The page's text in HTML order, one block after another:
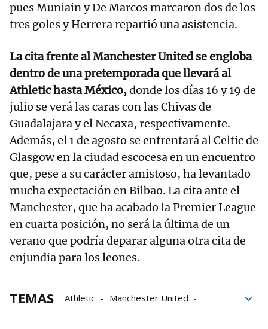
pues Muniain y De Marcos marcaron dos de los
tres goles y Herrera repartió una asistencia.
La cita frente al Manchester United se engloba
dentro de una pretemporada que llevará al
Athletic hasta México,donde los días 16 y 19 de
julio se verá las caras con las Chivas de
Guadalajara y el Necaxa, respectivamente.
Además, el 1 de agosto se enfrentará al Celtic de
Glasgow en la ciudad escocesa en un encuentro
que, pese a su carácter amistoso, ha levantado
mucha expectación en Bilbao. La cita ante el
Manchester, que ha acabado la Premier League
en cuarta posición, no será la última de un
verano que podría deparar alguna otra cita de
enjundia para los leones.
TEMAS Athletic
Manchester United